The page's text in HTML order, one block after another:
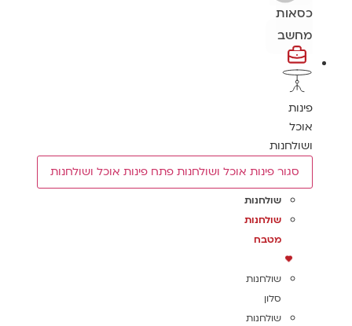
כסאות
מחשב
פינות
אוכל
ושולחנות
סגור פינות אוכל ושולחנות פתח פינות אוכל ושולחנות
שולחנות
שולחנות
מטבח
שולחנות
סלון
שולחנות